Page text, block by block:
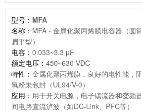
型号： MFA
名称： MFA - 金属化聚丙烯膜电容器（圆
扁平型）
电容： 0.033~3.3 µF
额定电压： 450~630 VDC
特性： 金属化聚丙烯膜，良好的电性能，
氧粉未包封（UL94/V-0）
应用： 用于开关电源，电子镇流器和变频
间电路直流泸波（如DC-Link、PFC等）